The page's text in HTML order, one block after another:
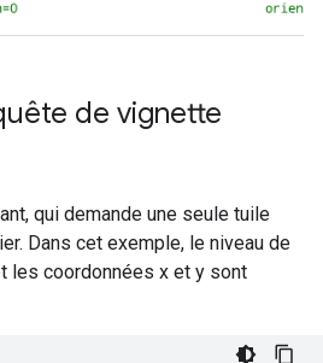
de vignette
qui demande une seule tuile
Dans cet exemple, le niveau de
les coordonnées x et y sont